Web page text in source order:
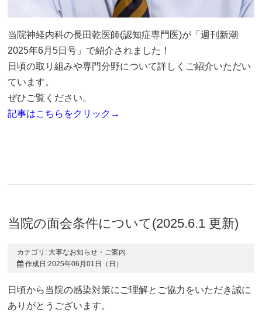
当院神経内科の長田乾医師(認知症専門医)が「週刊新潮
2025年6月5日号」で紹介されました！
日頃の取り組みや専門分野について詳しくご紹介いただい
ています。
ぜひご覧ください。
記事はこちらをクリック→
当院の面会条件について(2025.6.1 更新)
カテゴリ: 大事なお知らせ・ご案内
作成日:2025年06月01日（日）
日頃から当院の感染対策にご理解とご協力をいただき誠に
ありがとうございます。